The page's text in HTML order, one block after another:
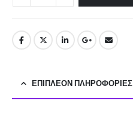
ΕΠΙΠΛΈΟΝ ΠΛΗΡΟΦΟΡΊΕΣ